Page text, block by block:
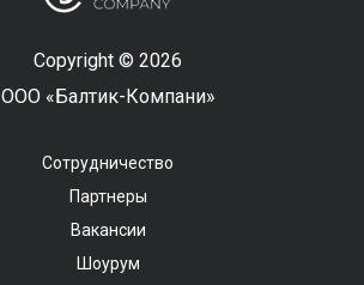
Copyright © 2026
ООО «Балтик-Компани»
Сотрудничество
Партнеры
Вакансии
Шоурум